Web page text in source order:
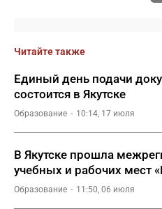
Читайте также
Единый день подачи
состоится в Якутске
Образование 10:14, 17 июля
В Якутске прошла
учебных и рабочих мест
Образование 11:50, 06 июля